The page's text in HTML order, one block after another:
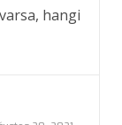
hangi